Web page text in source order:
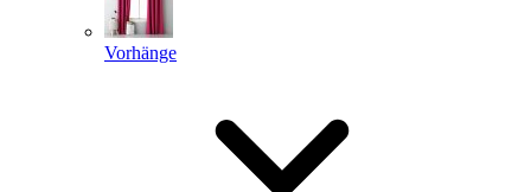
Vorhänge